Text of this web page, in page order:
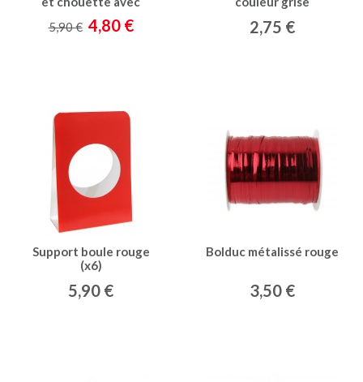
5,90 € 4,80 € 2,75 €
Support boule rouge
(x6)
5,90 €
Bolduc métalissé rouge
3,50 €